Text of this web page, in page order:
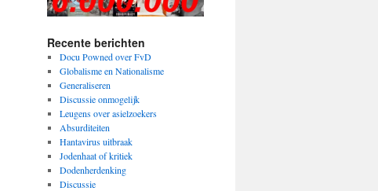
Recente berichten
Docu Powned over FvD
Globalisme en Nationalisme
Generaliseren
Discussie onmogelijk
Leugens over asielzoekers
Absurditeiten
Hantavirus uitbraak
Jodenhaat of kritiek
Dodenherdenking
Discussie